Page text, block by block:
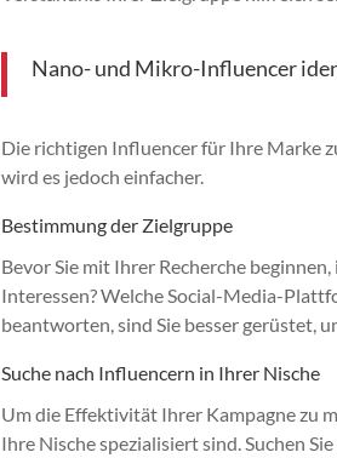
Nano- und Mikro-Influencer
Die richtigen Influencer für Ihre Marke
wird es jedoch einfacher.
Bestimmung der Zielgruppe
Bevor Sie mit Ihrer Recherche
Interessen? Welche Social-Media-
beantworten, sind Sie besser gerüstet,
Suche nach Influencern in Ihrer Nische
Um die Effektivität Ihrer Kampagne zu
Ihre Nische spezialisiert sind. Suchen